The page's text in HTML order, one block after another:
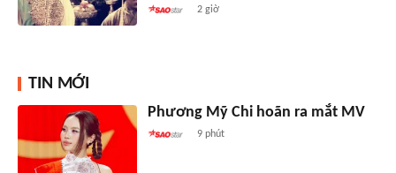
2 giờ
TIN MỚI
Phương Mỹ Chi hoãn ra mắt MV
9 phút